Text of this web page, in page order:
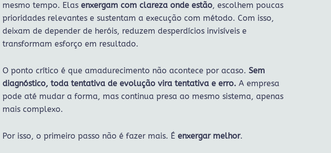
mesmo tempo. Elas enxergam com clareza onde estão, escolhem poucas
prioridades relevantes e sustentam a execução com método. Com isso,
deixam de depender de heróis, reduzem desperdícios invisíveis e
transformam esforço em resultado.
O ponto crítico é que amadurecimento não acontece por acaso. Sem
diagnóstico, toda tentativa de evolução vira tentativa e erro. A empresa
pode até mudar a forma, mas continua presa ao mesmo sistema, apenas
mais complexo.
Por isso, o primeiro passo não é fazer mais. É enxergar melhor.